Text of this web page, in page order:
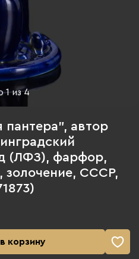
1из4
пантера", автор
(ЛФЗ), фарфор,
золочение, СССР,
корзину